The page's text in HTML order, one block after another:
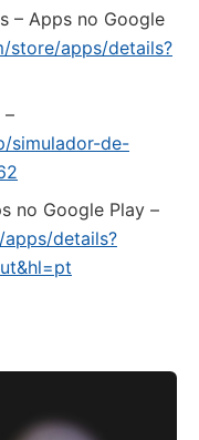
– Apps no Google
store/apps/details?
–
simulador-de-
no Google Play –
details?